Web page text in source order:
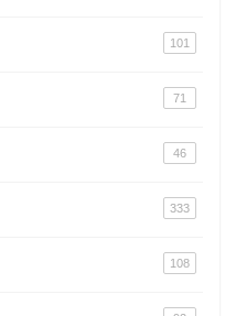
101
71
46
333
108